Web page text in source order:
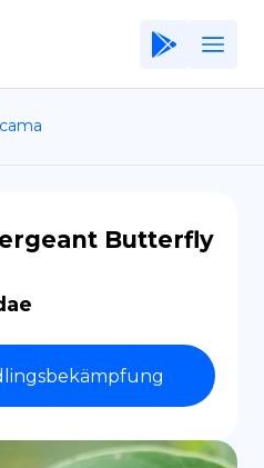
of Use
Policy
EN
Butterfly